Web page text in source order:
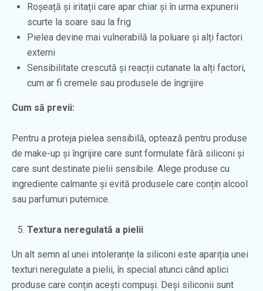
Roșeață și iritații care apar chiar și în urma expunerii
scurte la soare sau la frig
Pielea devine mai vulnerabilă la poluare și alți factori
externi
Sensibilitate crescută și reacții cutanate la alți factori,
cum ar fi cremele sau produsele de îngrijire
Cum să previi:
Pentru a proteja pielea sensibilă, optează pentru produse
de make-up și îngrijire care sunt formulate fără siliconi și
care sunt destinate pielii sensibile. Alege produse cu
ingrediente calmante și evită produsele care conțin alcool
sau parfumuri puternice.
Textura neregulată a pielii
Un alt semn al unei intoleranțe la siliconi este apariția unei
texturi neregulate a pielii, în special atunci când aplici
produse care conțin acești compuși. Deși siliconii sunt